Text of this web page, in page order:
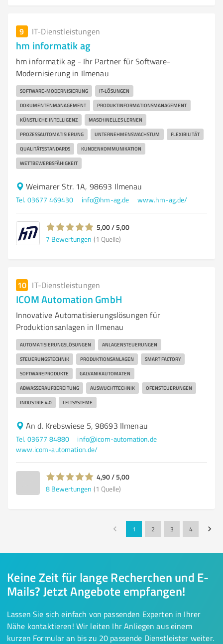
9 IT-Dienstleistungen
hm informatik ag
hm informatik ag - Ihr Partner für Software-
Modernisierung in Ilmenau
SOFTWARE-MODERNISIERUNG IT-LÖSUNGEN
DOKUMENTENMANAGEMENT PRODUKTINFORMATIONSMANAGEMENT
KÜNSTLICHE INTELLIGENZ MASCHINELLES LERNEN
PROZESSAUTOMATISIERUNG UNTERNEHMENSWACHSTUM FLEXIBILITÄT
QUALITÄTSSTANDARDS KUNDENKOMMUNIKATION
WETTBEWERBSFÄHIGKEIT
Weimarer Str. 1A, 98693 Ilmenau
Tel. 03677 469430 info@hm-ag.de www.hm-ag.de/
5,00 / 5,00
7 Bewertungen (1 Quelle)
10 IT-Dienstleistungen
ICOM Automation GmbH
Innovative Automatisierungslösungen für
Produktionsanlagen in Ilmenau
AUTOMATISIERUNGSLÖSUNGEN ANLAGENSTEUERUNGEN
STEUERUNGSTECHNIK PRODUKTIONSANLAGEN SMART FACTORY
SOFTWAREPRODUKTE GALVANIKAUTOMATEN
ABWASSERAUFBEREITUNG AUSWUCHTTECHNIK OFENSTEUERUNGEN
INDUSTRIE 4.0 LEITSYSTEME
An d. Krebswiese 5, 98693 Ilmenau
Tel. 03677 84880
info@icom-automation.de
www.icom-automation.de/
4,90 / 5,00
8 Bewertungen (1 Quelle)
1 2 3 4
Keine Zeit für lange Recherchen und E-
Mails? Jetzt Angebote empfangen!
Lassen Sie sich einfach von passenden Experten in Ihrer
Nähe kontaktieren! Wir leiten Ihr Anliegen aus einem
kurzen Formular an bis zu 20 passende Dienstleister weiter.